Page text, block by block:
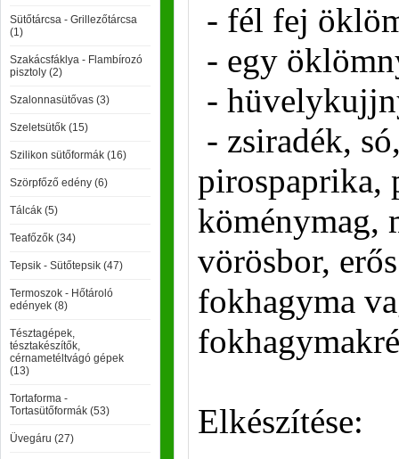
Sütőtárcsa - Grillezőtárcsa
(1)
Szakácsfáklya - Flambírozó
pisztoly (2)
Szalonnasütővas (3)
Szeletsütők (15)
Szilikon sütőformák (16)
Szörpfőző edény (6)
Tálcák (5)
Teafőzők (34)
Tepsik - Sütőtepsik (47)
Termoszok - Hőtároló
edények (8)
Tésztagépek,
tésztakészítők,
cérnametéltvágó gépek
(13)
Tortaforma -
Tortasütőformák (53)
Üvegáru (27)
- fél fej
- egy
-
- zsiradék,
pirospaprika,
köménymag,
vörösbor,
fokhagyma
Elkészítése: